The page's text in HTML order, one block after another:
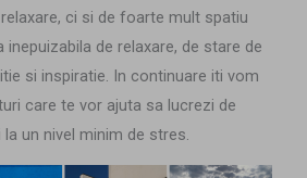
ci si de foarte mult spatiu
inepuizabila de relaxare, de stare de
si inspiratie. In continuare iti vom
care te vor ajuta sa lucrezi de
un nivel minim de stres.